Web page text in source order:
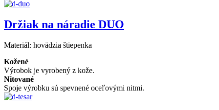
Držiak na náradie DUO
Materiál: hovädzia štiepenka
Kožené
Výrobok je vyrobený z kože.
Nitované
Spoje výrobku sú spevnené oceľovými nitmi.